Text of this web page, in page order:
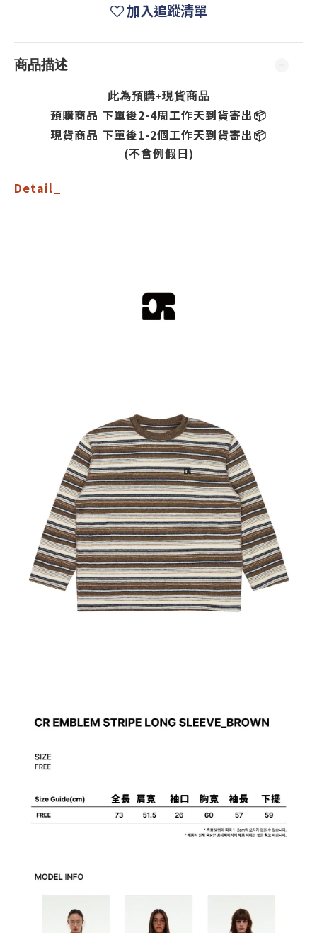
加入追蹤清單
商品描述
此為預購+現貨商品
預購商品 下單後2-4周工作天到貨寄出📦
現貨商品 下單後1-2個工作天到貨寄出📦
(不含例假日)
Detail_